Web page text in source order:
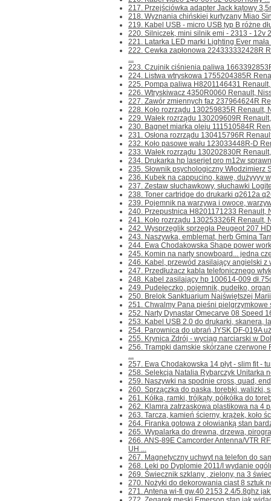
217. Przejściówka adapter Jack kątowy
218. Wyznania chińskiej kurtyzany Miao
219. Kabel USB - micro USB typ B różne
220. Silniczek, mini silnik emi - 2313 - 12v
221. Latarka LED marki Lighting Ever
222. Cewka zapłonowa 224333332428R
...
223. Czujnik ciśnienia paliwa
224. Listwa wtryskowa 1755204385R
225. Pompa paliwa H8201146431
226. Wtryskiwacz 4350R0060 Renault,
227. Zawór zmiennych faz 237964624R
228. Koło rozrządu 130259835R Renault,
229. Wałek rozrządu 130209609R
230. Bagnet miarka oleju 111510584R
231. Osłona rozrządu 130415796R
232. Koło pasowe wału 123033448R-D
233. Wałek rozrządu 130202830R
234. Drukarka hp laserjet pro m12w
235. Słownik psychologiczny Włodzimierz
236. Kubek na cappucino, kawę, dużyyyy
237. Zestaw słuchawkowy, słuchawki
238. Toner cartridge do drukarki q2612a
239. Pojemnik na warzywa i owoce,
240. Przepustnica H8201171233 Renault,
241. Koło rozrządu 130253326R Renault,
242. Wysprzęglik sprzęgła Peugeot 207
243. Naszywka, emblemat, herb Gmina
244. Ewa Chodakowska Shape power
245. Komin na narty snowboard... jedna
246. Kabel, przewód zasilający angielski z
247. Przedłużacz kabla telefonicznego
248. Kabel zasilający hp 100614-009
249. Pudełeczko, pojemnik, pudełko,
250. Brelok Sanktuarium Najświętszej
251. Chwalmy Pana pieśni pielgrzymkowe
252. Narty Dynastar Omecarve 08 Speed
253. Kabel USB 2.0 do drukarki, skanera,
254. Parownica do ubrań JYSK DF-019A
255. Krynica Zdrój - wyciąg narciarski w
256. Trampki damskie skórzane czerwone
...
257. Ewa Chodakowska 14 płyt - slim fit -
258. Selekcja Natalia Rybarczyk Unitarka
259. Naszywki na spodnie cross, quad,
260. Sprzączka do paska, torebki, walizki,
261. Kółka, ramki, trójkąty, półkółka do
262. Klamra zatrzaskowa plastikowa na 4
263. Tarcza, kamień ścierny, krążek, koło
264. Firanka gotowa z ołowianką stan
265. Wypalarka do drewna, drzewa,
266. ANS-89E Camcorder Antenna/VTR
UH ...
267. Magnetyczny uchwyt na telefon do
268. Leki po Dyplomie 2011/I wydanie
269. Świecznik szklany , zielony, na 3
270. Nożyki do dekorowania ciast 8 sztuk
271. Antena wi-fi gw.40 2153 2.4/5.8ghz